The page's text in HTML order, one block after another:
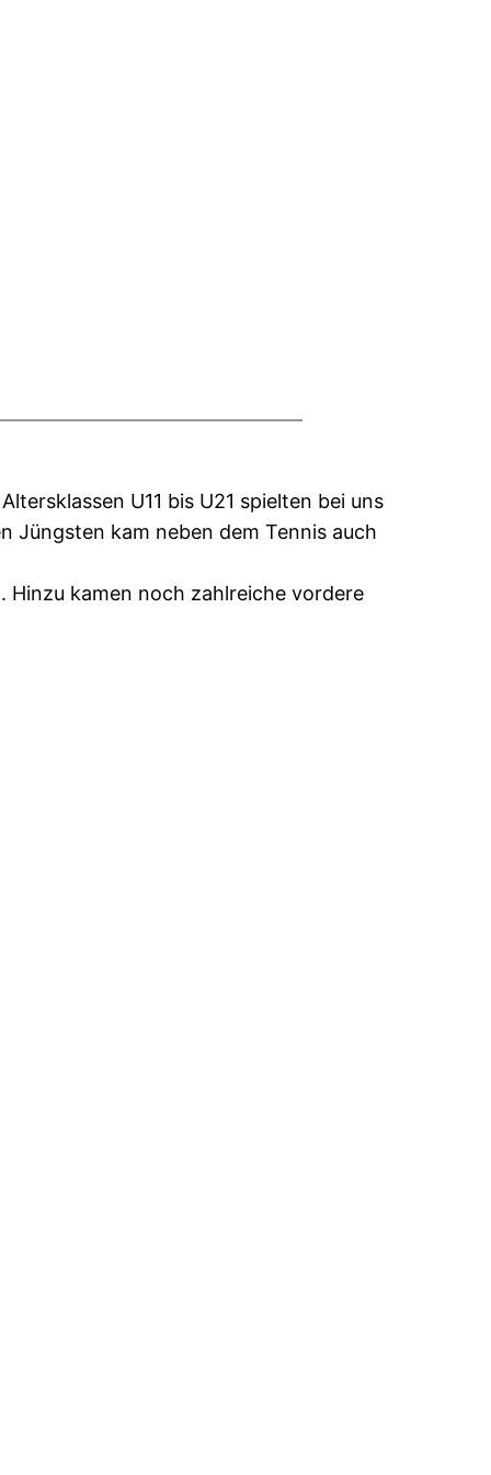
U11 bis U21 spielten bei uns
Jüngsten kam neben dem Tennis auch
Hinzu kamen noch zahlreiche vordere